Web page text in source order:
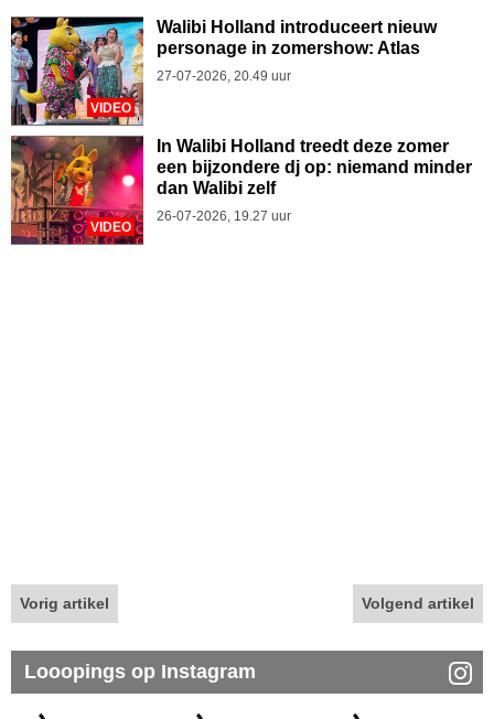
VIDEO
Walibi Holland introduceert nieuw
personage in zomershow: Atlas
27-07-2026, 20.49 uur
VIDEO
In Walibi Holland treedt deze zomer
een bijzondere dj op: niemand minder
dan Walibi zelf
26-07-2026, 19.27 uur
Vorig artikel Volgend artikel
Looopings op Instagram